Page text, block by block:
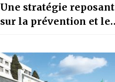
Une stratégie reposant
sur la prévention et le